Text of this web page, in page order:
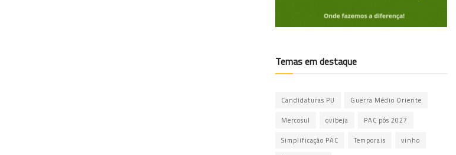
Temas em destaque
Candidaturas PU Guerra Médio Oriente
Mercosul ovibeja PAC pós 2027
Simplificação PAC Temporais vinho